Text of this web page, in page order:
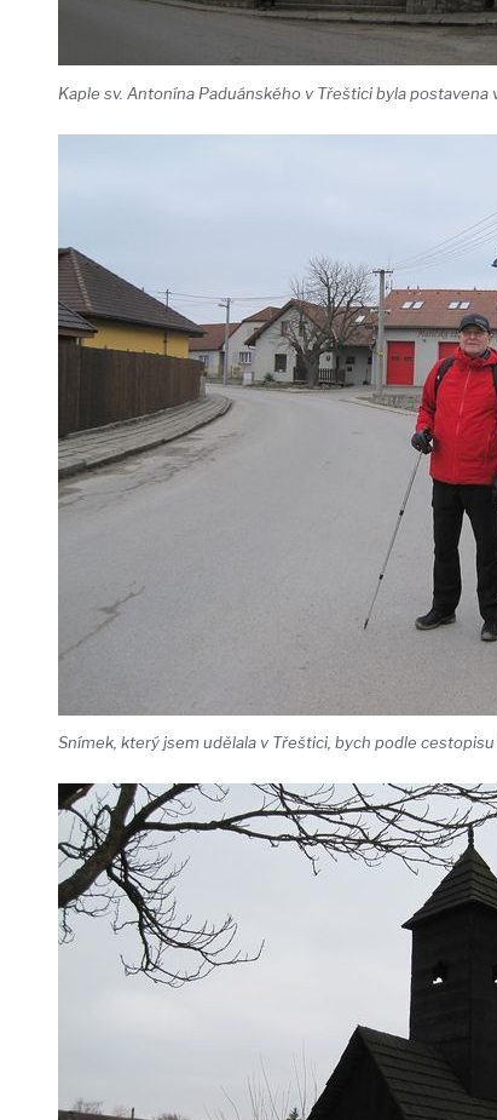
Kaple sv. Antonína Paduánského v Třeštici byla
Snímek, který jsem udělala v Třeštici, bych podle